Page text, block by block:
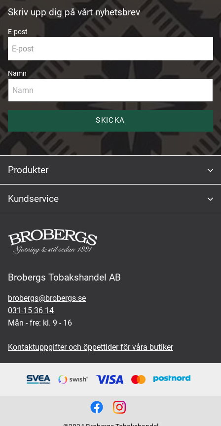
Skriv upp dig på vårt nyhetsbrev
E-post
Namn
SKICKA
Produkter
Kundservice
Brobergs Tobakshandel AB
brobergs@brobergs.se
031-15 36 14
Mån - fre: kl. 9 - 16
Kontaktuppgifter och öppettider för våra butiker